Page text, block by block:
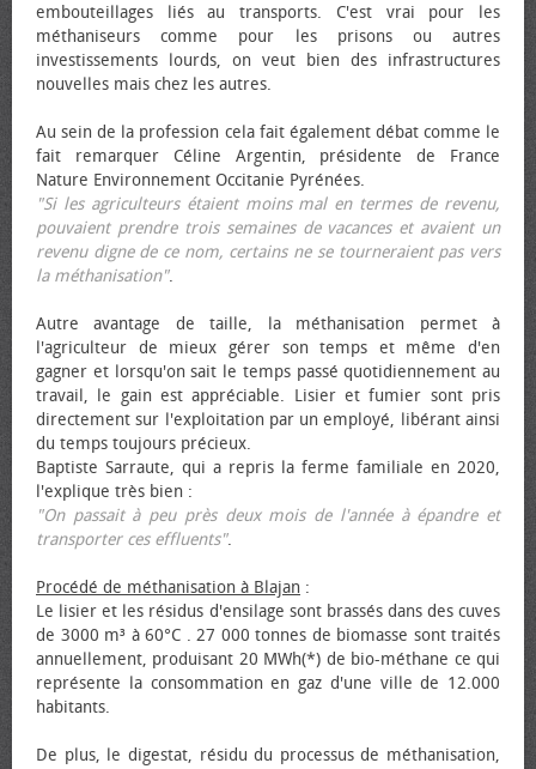
embouteillages liés au transports. C'est vrai pour les
méthaniseurs comme pour les prisons ou autres
investissements lourds, on veut bien des infrastructures
nouvelles mais chez les autres.
Au sein de la profession cela fait également débat comme le
fait remarquer Céline Argentin, présidente de France
Nature Environnement Occitanie Pyrénées.
"Si les agriculteurs étaient moins mal en termes de revenu,
pouvaient prendre trois semaines de vacances et avaient un
revenu digne de ce nom, certains ne se tourneraient pas vers
la méthanisation".
Autre avantage de taille, la méthanisation permet à
l'agriculteur de mieux gérer son temps et même d'en
gagner et lorsqu'on sait le temps passé quotidiennement au
travail, le gain est appréciable. Lisier et fumier sont pris
directement sur l'exploitation par un employé, libérant ainsi
du temps toujours précieux.
Baptiste Sarraute, qui a repris la ferme familiale en 2020,
l'explique très bien :
"On passait à peu près deux mois de l'année à épandre et
transporter ces effluents".
Procédé de méthanisation à Blajan :
Le lisier et les résidus d'ensilage sont brassés dans des cuves
de 3000 m³ à 60°C . 27 000 tonnes de biomasse sont traités
annuellement, produisant 20 MWh(*) de bio-méthane ce qui
représente la consommation en gaz d'une ville de 12.000
habitants.
De plus, le digestat, résidu du processus de méthanisation,